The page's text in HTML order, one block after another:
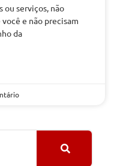
ou serviços, não
e não precisam
da